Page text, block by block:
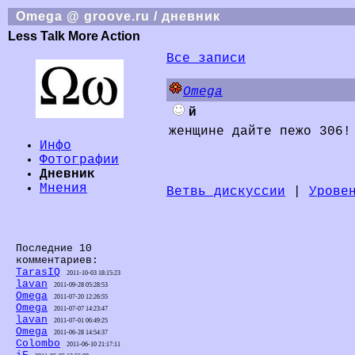
Omega @ groove.ru / дневник
Less Talk More Action
Инфо
Фотографии
Дневник
Мнения
Последние 10
комментариев:
TarasIQ
2011-10-03 18:15:23
lavan 2011-09-28 05:28:53
Omega 2011-07-20 12:26:55
Omega 2011-07-07 14:23:47
lavan 2011-07-01 06:49:25
Omega 2011-06-28 14:54:37
Colombo 2011-06-10 21:17:11
Все записи
Omega
й
женщине дайте пежо 306!
Ветвь дискуссии